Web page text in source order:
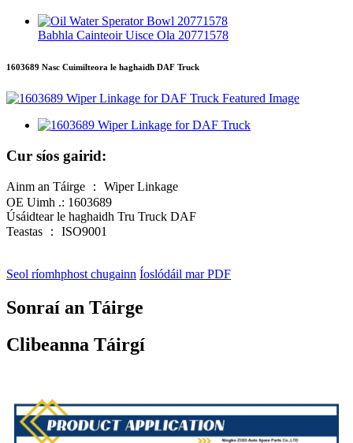
Babhla Cainteoir Uisce Ola 20771578
1603689 Nasc Cuimilteora le haghaidh DAF Truck
Cur síos gairid:
Ainm an Táirge ： Wiper Linkage
OE Uimh .: 1603689
Úsáidtear le haghaidh Tru Truck DAF
Teastas ： ISO9001
Seol ríomhphost chugainn Íoslódáil mar PDF
Sonraí an Táirge
Clibeanna Táirgí